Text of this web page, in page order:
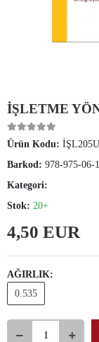
İŞLETME
Ürün Kodu: İŞL205U
Barkod: 978-975-06-
Kategori:
Stok: 20+
4,50 EUR
AĞIRLIK:
0.535